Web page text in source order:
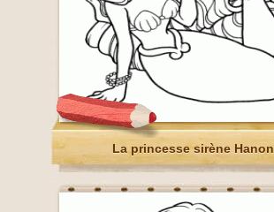
La princesse sirène Hanon